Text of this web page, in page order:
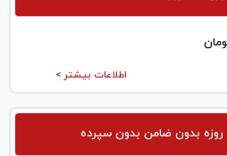
اطلاعات بیشتر >
بدون ضامن بدون سپرده